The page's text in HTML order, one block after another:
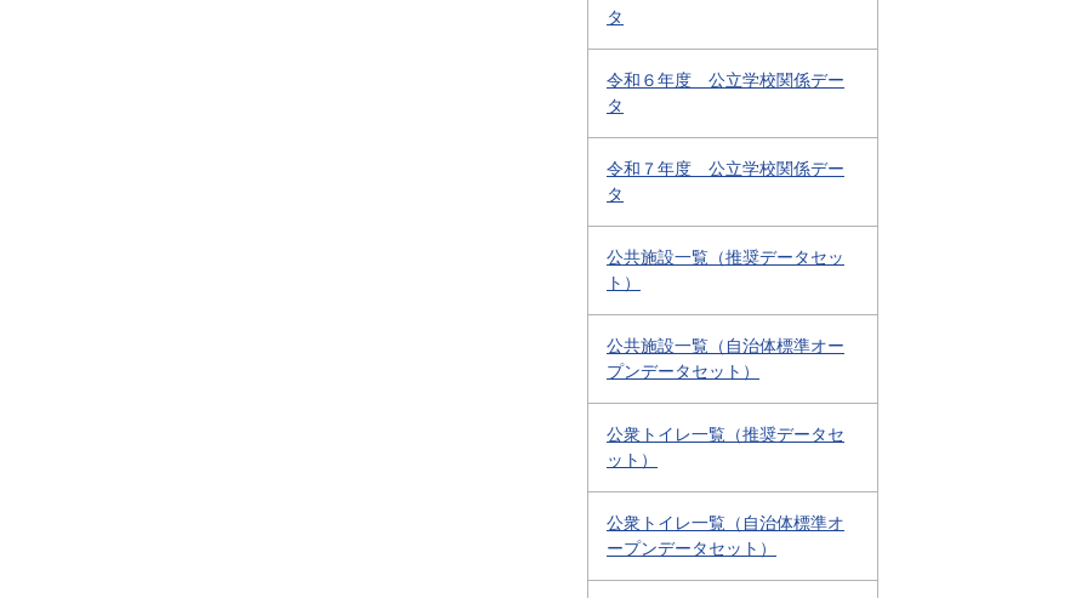
タ
令和６年度 公立学校関係デー
タ
令和７年度 公立学校関係デー
タ
公共施設一覧（推奨データセッ
ト）
公共施設一覧（自治体標準オー
プンデータセット）
公衆トイレ一覧（推奨データセ
ット）
公衆トイレ一覧（自治体標準オ
ープンデータセット）